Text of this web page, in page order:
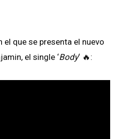
que se presenta el nuevo
el single ‘Body‘ 🔥: